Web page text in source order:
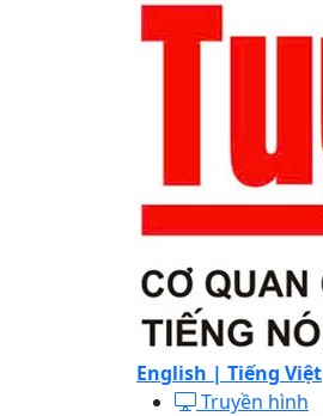
English | Tiếng Việt
Truyền hình